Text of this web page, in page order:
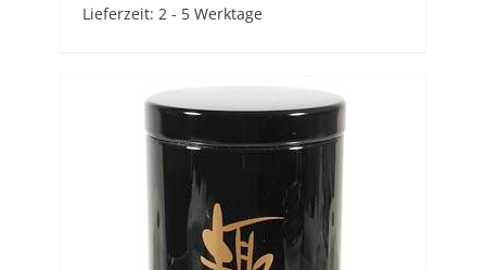
Lieferzeit: 2 - 5 Werktage